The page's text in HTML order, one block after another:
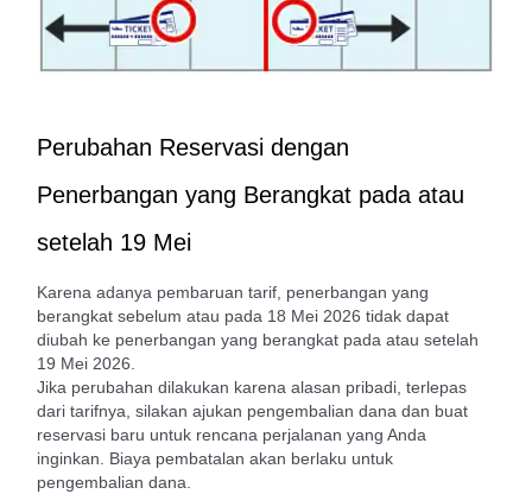
Perubahan Reservasi dengan
Penerbangan yang Berangkat pada atau
setelah 19 Mei
Karena adanya pembaruan tarif, penerbangan yang
berangkat sebelum atau pada 18 Mei 2026 tidak dapat
diubah ke penerbangan yang berangkat pada atau setelah
19 Mei 2026.
Jika perubahan dilakukan karena alasan pribadi, terlepas
dari tarifnya, silakan ajukan pengembalian dana dan buat
reservasi baru untuk rencana perjalanan yang Anda
inginkan. Biaya pembatalan akan berlaku untuk
pengembalian dana.